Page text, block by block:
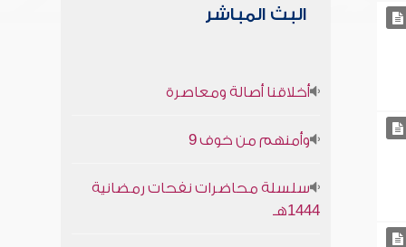
البث المباشر
أخلاقنا أصالة ومعاصرة
وأمنهم من خوف 9
سلسلة محاضرات نفحات رمضانية
1444هـ